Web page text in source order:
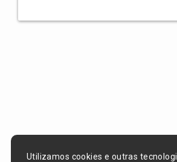
Utilizamos cookies e outras